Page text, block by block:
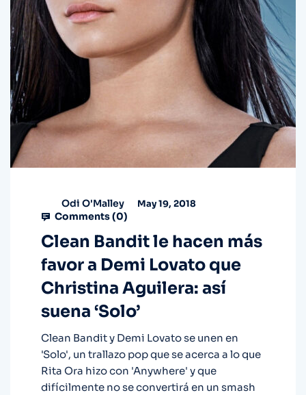
Odi O'Malley May 19, 2018
Comments (0)
Clean Bandit le hacen más
favor a Demi Lovato que
Christina Aguilera: así
suena ‘Solo’
Clean Bandit y Demi Lovato se unen en
'Solo', un trallazo pop que se acerca a lo que
Rita Ora hizo con 'Anywhere' y que
difícilmente no se convertirá en un smash